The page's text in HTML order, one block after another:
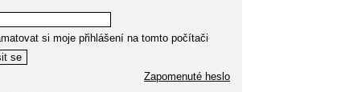
si moje přihlášení na tomto počítači
Zapomenuté heslo